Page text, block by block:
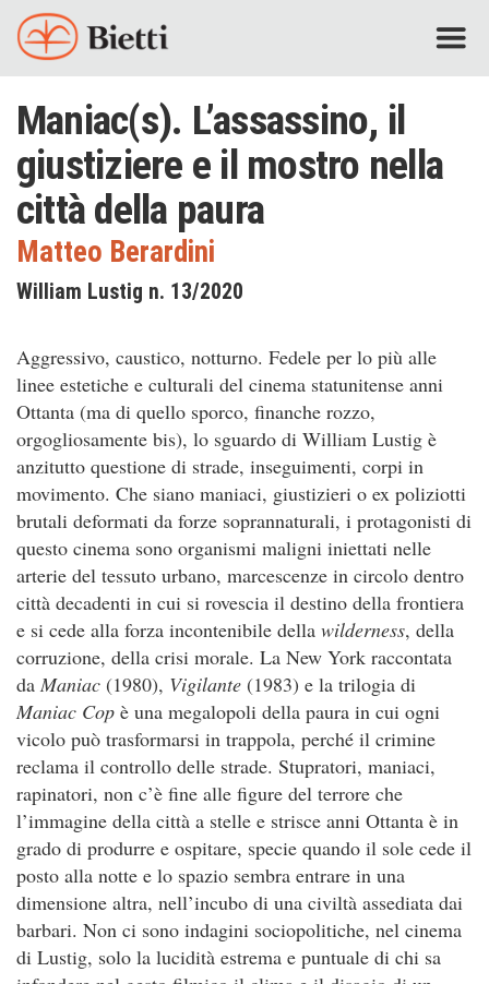
Maniac(s). L’assassino, il
giustiziere e il mostro nella
città della paura
Matteo Berardini
William Lustig n. 13/2020
Aggressivo, caustico, notturno. Fedele per lo più alle
linee estetiche e culturali del cinema statunitense anni
Ottanta (ma di quello sporco, finanche rozzo,
orgogliosamente bis), lo sguardo di William Lustig è
anzitutto questione di strade, inseguimenti, corpi in
movimento. Che siano maniaci, giustizieri o ex poliziotti
brutali deformati da forze soprannaturali, i protagonisti di
questo cinema sono organismi maligni iniettati nelle
arterie del tessuto urbano, marcescenze in circolo dentro
città decadenti in cui si rovescia il destino della frontiera
e si cede alla forza incontenibile della wilderness, della
corruzione, della crisi morale. La New York raccontata
da Maniac (1980), Vigilante (1983) e la trilogia di
Maniac Cop è una megalopoli della paura in cui ogni
vicolo può trasformarsi in trappola, perché il crimine
reclama il controllo delle strade. Stupratori, maniaci,
rapinatori, non c’è fine alle figure del terrore che
l’immagine della città a stelle e strisce anni Ottanta è in
grado di produrre e ospitare, specie quando il sole cede il
posto alla notte e lo spazio sembra entrare in una
dimensione altra, nell’incubo di una civiltà assediata dai
barbari. Non ci sono indagini sociopolitiche, nel cinema
di Lustig, solo la lucidità estrema e puntuale di chi sa